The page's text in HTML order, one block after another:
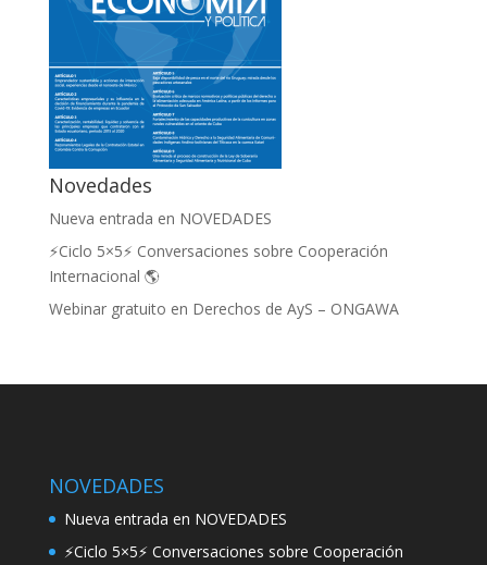
Novedades
Nueva entrada en NOVEDADES
⚡Ciclo 5×5⚡ Conversaciones sobre Cooperación
Internacional 🌎
Webinar gratuito en Derechos de AyS – ONGAWA
NOVEDADES
Nueva entrada en NOVEDADES
⚡Ciclo 5×5⚡ Conversaciones sobre Cooperación